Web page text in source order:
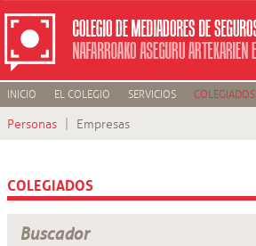
INICIO EL COLEGIO SERVICIOS COLEGIADOS
Personas Empresas
COLEGIADOS
Buscador